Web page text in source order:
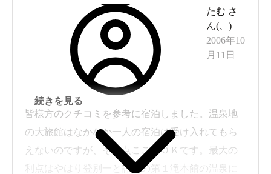
地獄谷もすぐそこです。 たむ さ
ん(
)
2006年10
月11日
皆様方のクチコミを参考に宿泊しました。温泉地
の大旅館はなかなか一人の宿泊は受け入れてもら
えないのですが、その点ここはＯＫです。最大の
利点はやはり登別一と評判の第１滝本館の温泉に
続きを見る